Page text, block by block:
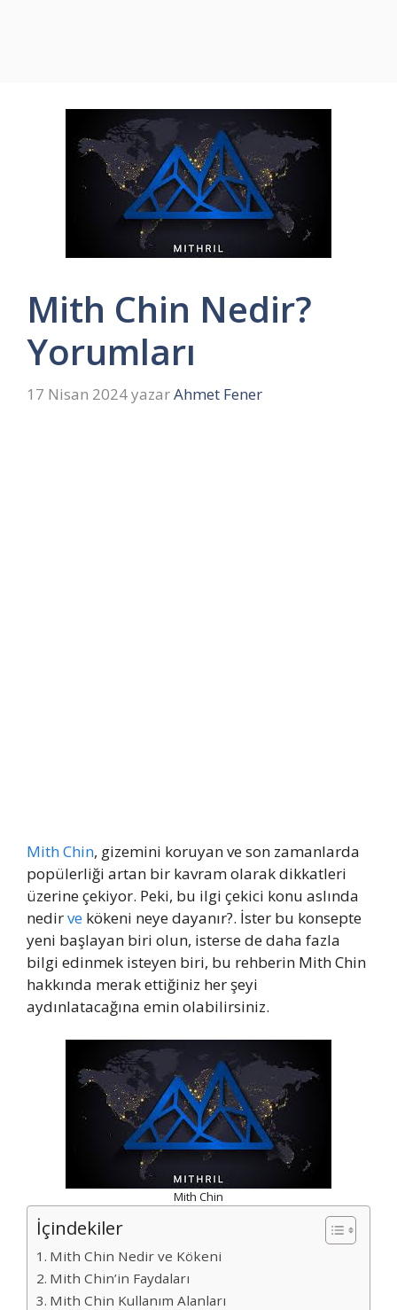
Mith Chin Nedir?
Yorumları
17 Nisan 2024yazarAhmet Fener
Mith Chin, gizemini koruyan ve son zamanlarda
popülerliği artan bir kavram olarak dikkatleri
üzerine çekiyor. Peki, bu ilgi çekici konu aslında
nedirve kökeni neye dayanır?. İster bu konsepte
yeni başlayan biri olun, isterse de daha fazla
bilgi edinmek isteyen biri, bu rehberin Mith Chin
hakkında merak ettiğiniz her şeyi
aydınlatacağına emin olabilirsiniz.
Mith Chin
İçindekiler
Mith Chin Nedir ve Kökeni
Mith Chin’in Faydaları
Mith Chin Kullanım Alanları